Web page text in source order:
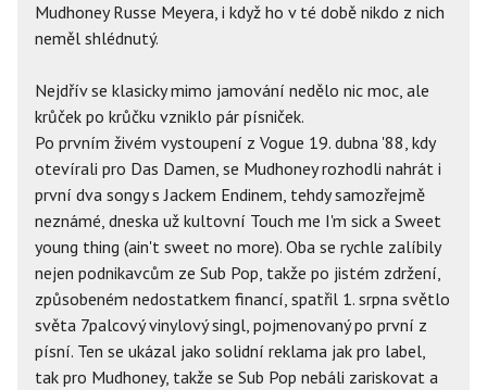
Mudhoney Russe Meyera, i když ho v té době nikdo z nich
neměl shlédnutý.
Nejdřív se klasicky mimo jamování nedělo nic moc, ale
krůček po krůčku vzniklo pár písniček.
Po prvním živém vystoupení z Vogue 19. dubna '88, kdy
otevírali pro Das Damen, se Mudhoney rozhodli nahrát i
první dva songy s Jackem Endinem, tehdy samozřejmě
neznámé, dneska už kultovní Touch me I'm sick a Sweet
young thing (ain't sweet no more). Oba se rychle zalíbily
nejen podnikavcům ze Sub Pop, takže po jistém zdržení,
způsobeném nedostatkem financí, spatřil 1. srpna světlo
světa 7palcový vinylový singl, pojmenovaný po první z
písní. Ten se ukázal jako solidní reklama jak pro label,
tak pro Mudhoney, takže se Sub Pop nebáli zariskovat a